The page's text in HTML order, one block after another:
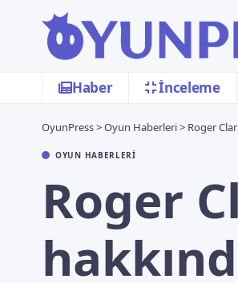
Haber İnceleme
OyunPress>Oyun Haberleri> Roger
OYUN HABERLERI
Roger